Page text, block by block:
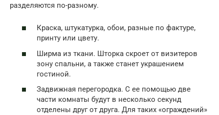
разделяются по-разному.
Краска, штукатурка, обои, разные по фактуре,
принту или цвету.
Ширма из ткани. Шторка скроет от визитеров
зону спальни, а также станет украшением
гостиной.
Задвижная перегородка. С ее помощью две
части комнаты будут в несколько секунд
отделены друг от друга. Для таких «ограждений»